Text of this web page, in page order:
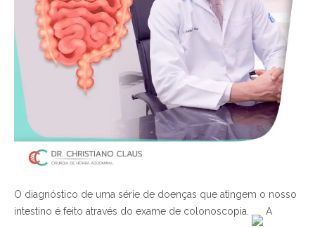
O diagnóstico de uma série de doenças que atingem o nosso
intestino é feito através do exame de colonoscopia.
A